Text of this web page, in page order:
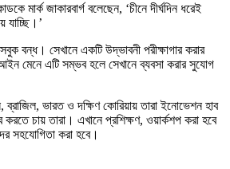
মার্ক জাকারবার্গ বলেছেন, ‘চীনে দীর্ঘদিন ধরেই
যাচ্ছি।’
বন্ধ। সেখানে একটি উদ্ভাবনী পরীক্ষাগার করার
মেনে এটি সম্ভব হলে সেখানে ব্যবসা করার সুযোগ
ভারত ও দক্ষিণ কোরিয়ায় তারা ইনোভেশন হাব
চায় তারা। এখানে প্রশিক্ষণ, ওয়ার্কশপ করা হবে
সহযোগিতা করা হবে।